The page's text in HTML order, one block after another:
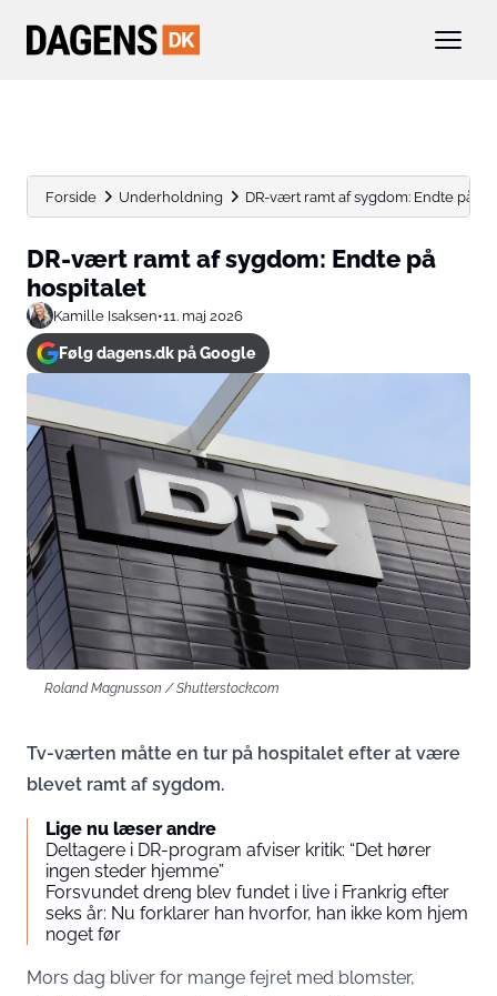
Forside Underholdning DR-vært ramt af sygdom: Endte på
DR-vært ramt af sygdom: Endte på
hospitalet
Kamille Isaksen•11. maj 2026
Følg dagens.dk på Google
Roland Magnusson / Shutterstock.com
Tv-værten måtte en tur på hospitalet efter at være
blevet ramt af sygdom.
Lige nu læser andre
Deltagere i DR-program afviser kritik: “Det hører
ingen steder hjemme”
Forsvundet dreng blev fundet i live i Frankrig efter
seks år: Nu forklarer han hvorfor, han ikke kom hjem
noget før
Mors dag bliver for mange fejret med blomster,